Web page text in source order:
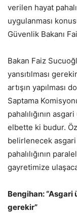
verilen hayat
uygulanması
Güvenlik Bakanı
Bakan Faiz
yansıtılması
artışın yapılması
Saptama
pahalılığının
elbette ki budur.
belirlenecek
pahalılığının
gayretimize
Bengihan: “Asgari
gerekir”